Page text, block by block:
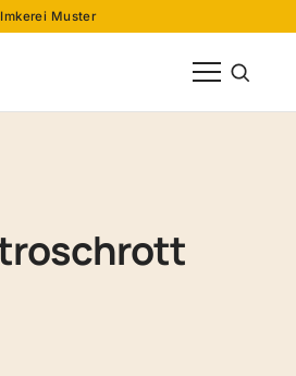
Muster
Menü öffnen
Suche